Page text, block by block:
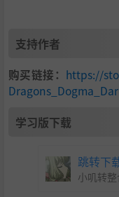
支持作者
购买链接： https://
学习版下载
跳转下
小叽转